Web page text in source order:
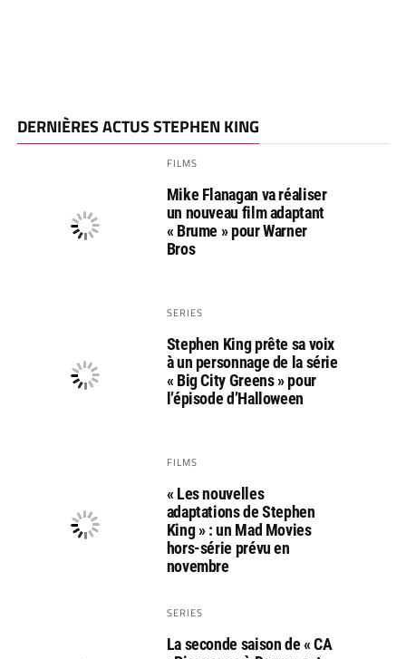
DERNIÈRES ACTUS STEPHEN KING
FILMS
Mike Flanagan va réaliser
un nouveau film adaptant
« Brume » pour Warner
Bros
SERIES
Stephen King prête sa voix
à un personnage de la série
« Big City Greens » pour
l’épisode d’Halloween
FILMS
« Les nouvelles
adaptations de Stephen
King » : un Mad Movies
hors-série prévu en
novembre
SERIES
La seconde saison de « CA